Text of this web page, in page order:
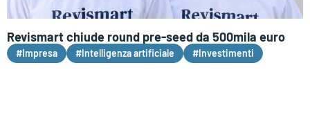
Revismart chiude round pre-seed da 500mila euro
#Impresa #Intelligenza artificiale #Investimenti